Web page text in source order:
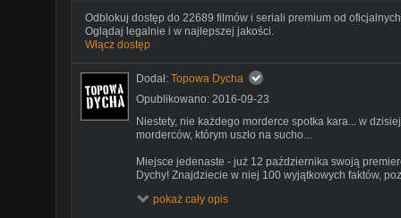
Odblokuj dostęp do 22689 filmów i seriali premium od
Oglądaj legalnie i w najlepszej jakości.
Włącz dostęp
Dodał: Topowa Dycha
Opublikowano: 2016-09-23
Niestety, nie każdego morderce spotka kara... w
morderców, którym uszło na sucho...
Miejsce jedenaste - już 12 października swoją
Dychy! Znajdziecie w niej 100 wyjątkowych faktów,
zakopano na pustyni i który król wystąpił w Star
pokaż cały opis